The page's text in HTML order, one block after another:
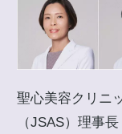
聖心美容クリニ
（JSAS）理事